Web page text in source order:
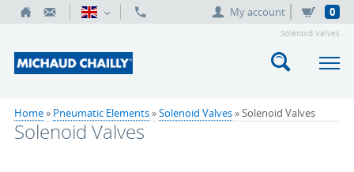
My account 0
Solenoid Valves
Home» Pneumatic Elements»Solenoid Valves» Solenoid Valves
Solenoid Valves